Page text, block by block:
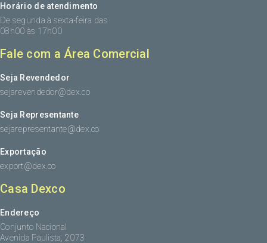
Horário de atendimento
De segunda à sexta-feira das
08h00 às 17h00
Fale com a Área Comercial
Seja Revendedor
sejarevendedor@dex.co
Seja Representante
sejarepresentante@dex.co
Exportação
export@dex.co
Casa Dexco
Endereço
Conjunto Nacional
Avenida Paulista, 2073